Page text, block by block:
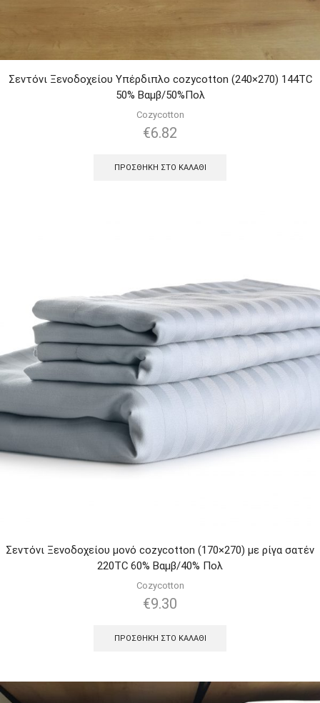
Σεντόνι Ξενοδοχείου Υπέρδιπλο cozycotton (240×270) 144TC
50% Βαμβ/50%Πολ
Cozycotton
€6.82
ΠΡΟΣΘΉΚΗ ΣΤΟ ΚΑΛΆΘΙ
Σεντόνι Ξενοδοχείου μονό cozycotton (170×270) με ρίγα σατέν
220TC 60% Βαμβ/40% Πολ
Cozycotton
€9.30
ΠΡΟΣΘΉΚΗ ΣΤΟ ΚΑΛΆΘΙ